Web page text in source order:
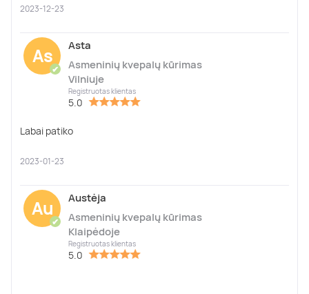
2023-12-23
As
✔
Asta
Asmeninių kvepalų kūrimas
Vilniuje
Registruotas klientas
5.0
Labai patiko
2023-01-23
Au
✔
Austėja
Asmeninių kvepalų kūrimas
Klaipėdoje
Registruotas klientas
5.0